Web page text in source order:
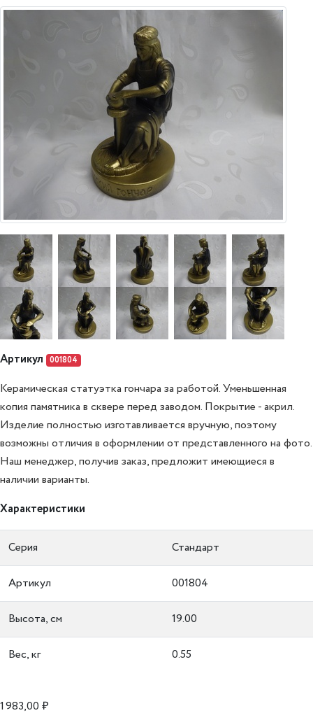
Артикул 001804
Керамическая статуэтка гончара за работой. Уменьшенная
копия памятника в сквере перед заводом. Покрытие - акрил.
Изделие полностью изготавливается вручную, поэтому
возможны отличия в оформлении от представленного на фото.
Наш менеджер, получив заказ, предложит имеющиеся в
наличии варианты.
Характеристики
Серия Стандарт
Артикул 001804
Высота, см 19.00
Вес, кг 0.55
1 983,00 ₽